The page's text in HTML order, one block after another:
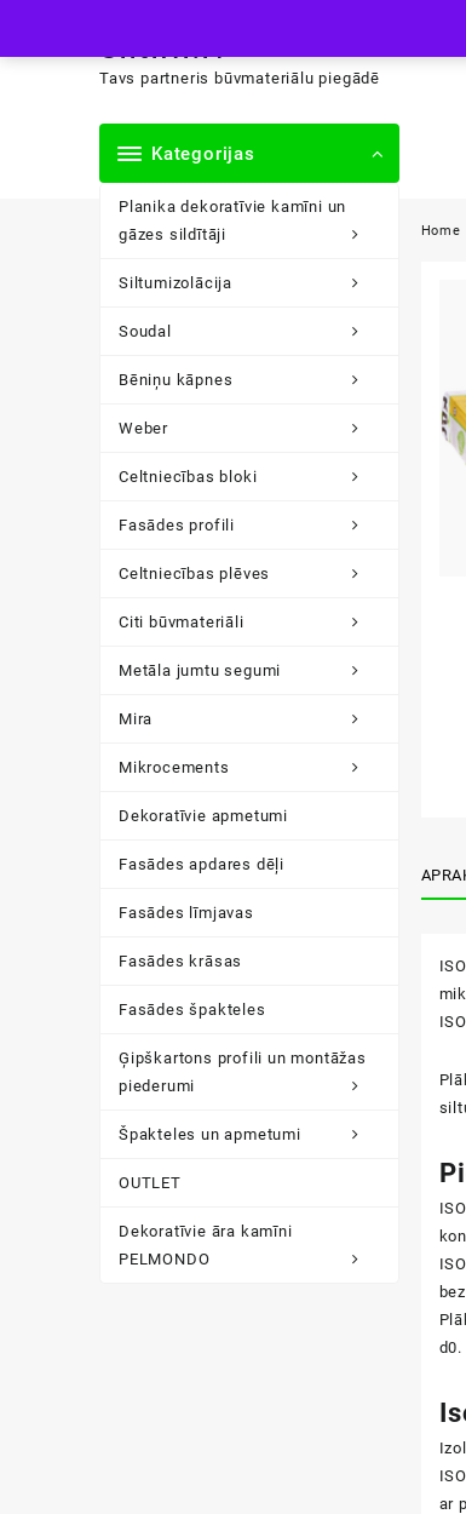
content
siltini.lv
Tavs partneris būvmateriālu piegādē
Kategorijas
Planika dekoratīvie kamīni un
gāzes sildītāji
Siltumizolācija
Soudal
Bēniņu kāpnes
Weber
Celtniecības bloki
Fasādes profili
Celtniecības plēves
Citi būvmateriāli
Metāla jumtu segumi
Mira
Mikrocements
Dekoratīvie apmetumi
Fasādes apdares dēļi
Fasādes līmjavas
Fasādes krāsas
Fasādes špakteles
Ģipškartons profili un montāžas
piederumi
Špakteles un apmetumi
OUTLET
Dekoratīvie āra kamīni
PELMONDO
Home
d0.
ar